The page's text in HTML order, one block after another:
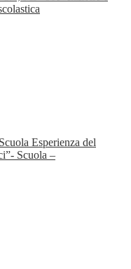
Esperienza del
Scuola –